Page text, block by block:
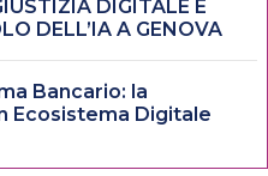
DIGITALE E
DELL’IA A GENOVA
Bancario: la
Ecosistema Digitale